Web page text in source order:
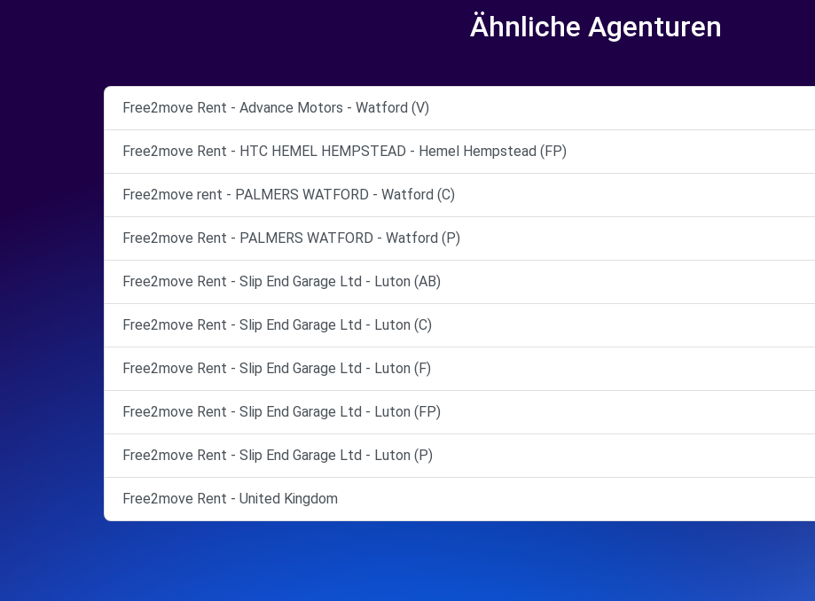
Ähnliche Agenturen
Free2move Rent - Advance Motors - Watford (V)
Free2move Rent - HTC HEMEL HEMPSTEAD - Hemel Hempstead (FP)
Free2move rent - PALMERS WATFORD - Watford (C)
Free2move Rent - PALMERS WATFORD - Watford (P)
Free2move Rent - Slip End Garage Ltd - Luton (AB)
Free2move Rent - Slip End Garage Ltd - Luton (C)
Free2move Rent - Slip End Garage Ltd - Luton (F)
Free2move Rent - Slip End Garage Ltd - Luton (FP)
Free2move Rent - Slip End Garage Ltd - Luton (P)
Free2move Rent - United Kingdom